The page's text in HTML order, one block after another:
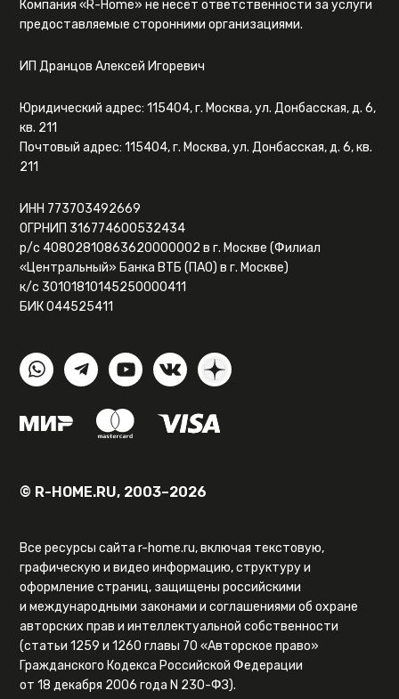
Компания «R-Home» не несёт ответственности за услуги
предоставляемые сторонними организациями.
ИП Дранцов Алексей Игоревич
Юридический адрес: 115404, г. Москва, ул. Донбасская, д. 6,
кв. 211
Почтовый адрес: 115404, г. Москва, ул. Донбасская, д. 6, кв.
211
ИНН 773703492669
ОГРНИП 316774600532434
р/с 40802810863620000002 в г. Москве (Филиал
«Центральный» Банка ВТБ (ПАО) в г. Москве)
к/с 30101810145250000411
БИК 044525411
© R-HOME.RU, 2003–2026
Все ресурсы сайта r-home.ru, включая текстовую,
графическую и видео информацию, структуру и
оформление страниц, защищены российскими
и международными законами и соглашениями об охране
авторских прав и интеллектуальной собственности
(статьи 1259 и 1260 главы 70 «Авторское право»
Гражданского Кодекса Российской Федерации
от 18 декабря 2006 года N 230-ФЗ).